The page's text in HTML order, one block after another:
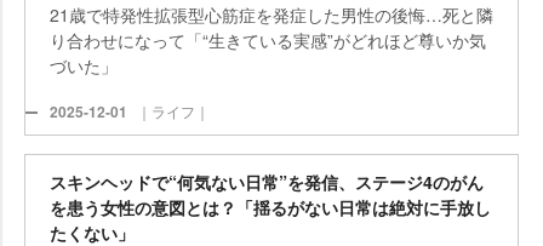
21歳で特発性拡張型心筋症を発症した男性の後悔…死と隣
り合わせになって「“生きている実感”がどれほど尊いか気
づいた」
2025-12-01 ｜ライフ｜
スキンヘッドで“何気ない日常”を発信、ステージ4のがん
を患う女性の意図とは？「揺るがない日常は絶対に手放し
たくない」